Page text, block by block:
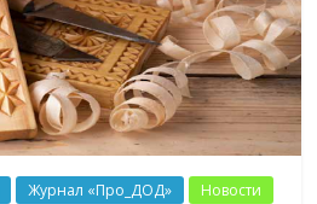
Журнал «Про_ДОД» Новости